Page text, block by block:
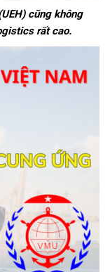
cũng không
rất cao.